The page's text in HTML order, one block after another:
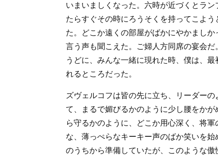
いまいましくなった。六時が近づくとラ
たらすぐその時にろうそくを持ってこよ
た。どこか遠くの部屋がばかにやかまし
言う声も聞こえた。ご婦人方同席の宴会
うどに、みんな一緒に現れた時、僕は、
れるところだった。
ズヴェルコフは皆の先に立ち、リーダー
て、まるで媚びるかのように少し腰をか
ら守るかのように、どこか用心深く、将
な、薄っぺらなキーキー声のばか笑いを
のうちから準備していたが、このような